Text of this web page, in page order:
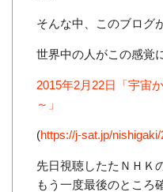
そんな中、このブログ
世界中の人がこの感覚
2015年2月22日「宇宙
～」
(https://j-sat.jp/
先日視聴したたＮＨＫ
もう一度最後のところ